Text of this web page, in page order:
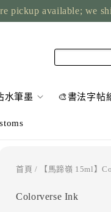
pickup available; we
水筆墨 🎨書法字帖
首頁 / 【馬蹄嶺 15ml】
Colorverse Ink